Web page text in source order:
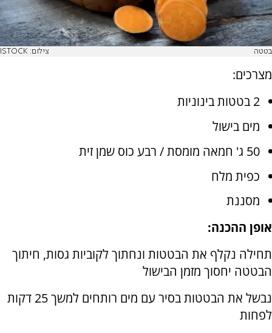
בטטה צילום: ISTOCK
מצרכים:
2 בטטות בינוניות
מים בישול
50 ג' חמאה מומסת / רבע כוס שמן זית
כפית מלח
מסננת
אופן ההכנה:
תחילה נקלף את הבטטות ונחתוך לקוביות גסות, חיתוך
הבטטה יחסוך מזמן הבישול
נבשל את הבטטות בסיר עם מים רותחים למשך 25 דקות
לפחות